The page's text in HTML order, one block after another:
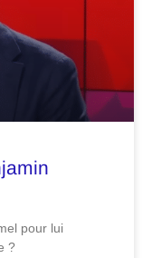
pour lui
?